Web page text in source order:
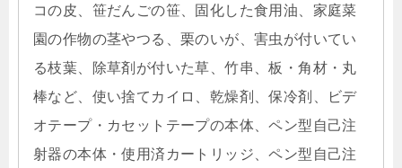
コの皮、笹だんごの笹、固化した食用油、家庭菜
園の作物の茎やつる、栗のいが、害虫が付いてい
る枝葉、除草剤が付いた草、竹串、板・角材・丸
棒など、使い捨てカイロ、乾燥剤、保冷剤、ビデ
オテープ・カセットテープの本体、ペン型自己注
射器の本体・使用済カートリッジ、ペン型自己注